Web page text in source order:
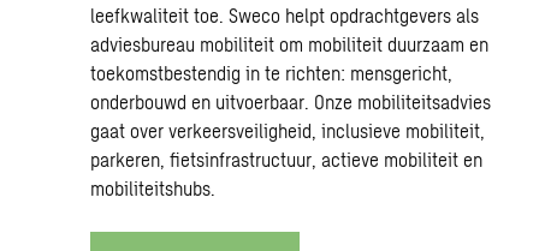
leefkwaliteit toe. Sweco helpt opdrachtgevers als
adviesbureau mobiliteit om mobiliteit duurzaam en
toekomstbestendig in te richten: mensgericht,
onderbouwd en uitvoerbaar. Onze mobiliteitsadvies
gaat over verkeersveiligheid, inclusieve mobiliteit,
parkeren, fietsinfrastructuur, actieve mobiliteit en
mobiliteitshubs.